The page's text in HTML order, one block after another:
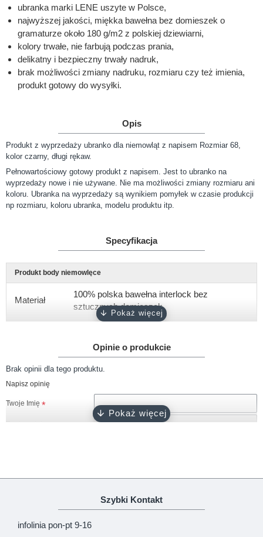
ubranka marki LENE uszyte w Polsce,
najwyższej jakości, miękka bawełna bez domieszek o
gramaturze około 180 g/m2 z polskiej dziewiarni,
kolory trwałe, nie farbują podczas prania,
delikatny i bezpieczny trwały nadruk,
brak możliwości zmiany nadruku, rozmiaru czy też imienia,
produkt gotowy do wysyłki.
Opis
Produkt z wyprzedaży ubranko dla niemowląt z napisem Rozmiar 68,
kolor czarny, długi rękaw.
Pełnowartościowy gotowy produkt z napisem. Jest to ubranko na
wyprzedaży nowe i nie używane. Nie ma możliwości zmiany rozmiaru ani
koloru. Ubranka na wyprzedaży są wynikiem pomyłek w czasie produkcji
np rozmiaru, koloru ubranka, modelu produktu itp.
Specyfikacja
Produkt body niemowlęce
Materiał
100% polska bawełna interlock bez
sztucznych domieszek
krótki
Rozmiary 62
czarny
napy bezniklowe
Opinie o produkcie
Brak opinii dla tego produktu.
Napisz opinię
Twoje Imię
Twoja opinia
ZłaSzybki Kontakt
infolinia pon-pt 9-16